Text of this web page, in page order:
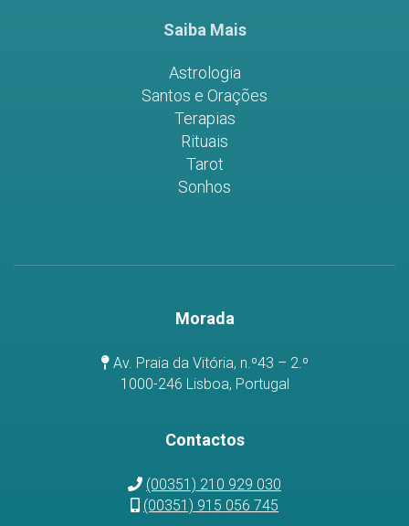
Saiba Mais
Astrologia
Santos e Orações
Terapias
Rituais
Tarot
Sonhos
Morada
Av. Praia da Vitória, n.º43 – 2.º
1000-246 Lisboa, Portugal
Contactos
(00351) 210 929 030
(00351) 915 056 745